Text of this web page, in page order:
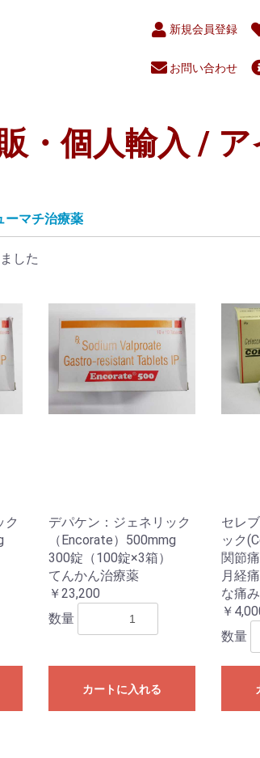
新規会員登録
お問い合わせ
・個人輸入 /
ーマチ治療薬
した
ク
デパケン：ジェネリック
（Encorate）500mmg
300錠（100錠×3箱）
てんかん治療薬
￥23,200
数量
カートに入れる
セレ
ック
関節
月経
な痛
￥
数量